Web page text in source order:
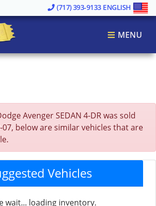
(717) 393-9133 ENGLISH
MENU
Avenger SEDAN 4-DR was sold
07, below are similar vehicles that are
Vehicles
wait... loading inventory.